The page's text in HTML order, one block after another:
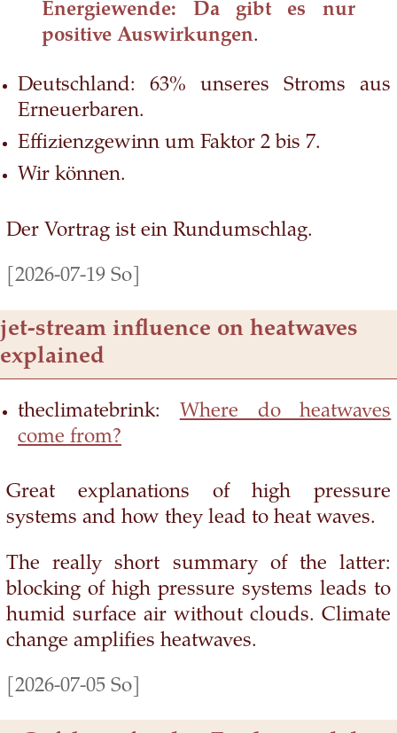
Energiewende: Da gibt es nur
positive Auswirkungen.
Deutschland: 63% unseres Stroms aus
Erneuerbaren.
Effizienzgewinn um Faktor 2 bis 7.
Wir können.
Der Vortrag ist ein Rundumschlag.
[2026-07-19 So]
jet-stream influence on heatwaves
explained
theclimatebrink:
Where do heatwaves
come from?
Great explanations of high pressure
systems and how they lead to heat waves.
The really short summary of the latter:
blocking of high pressure systems leads to
humid surface air without clouds. Climate
change amplifies heatwaves.
[2026-07-05 So]